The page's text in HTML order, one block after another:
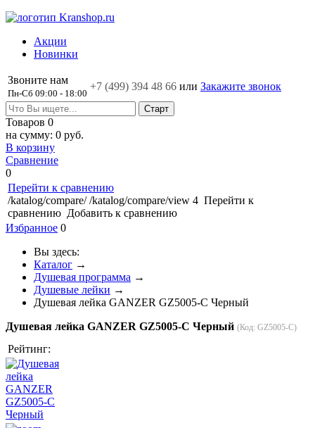
Акции
Новинки
Звоните нам
Пн-Сб 09:00 - 18:00
+7 (499) 394 48 66 или Закажите звонок
Товаров 0
на сумму: 0 руб.
В корзину
Сравнение
0
Перейти к сравнению
/katalog/compare/ /katalog/compare/view 4 Перейти к
сравнению Добавить к сравнению
Избранное 0
Вы здесь:
Каталог →
Душевая программа →
Душевые лейки →
Душевая лейка GANZER GZ5005-C Черный
Душевая лейка GANZER GZ5005-C Черный (Код: GZ5005-C)
Рейтинг: